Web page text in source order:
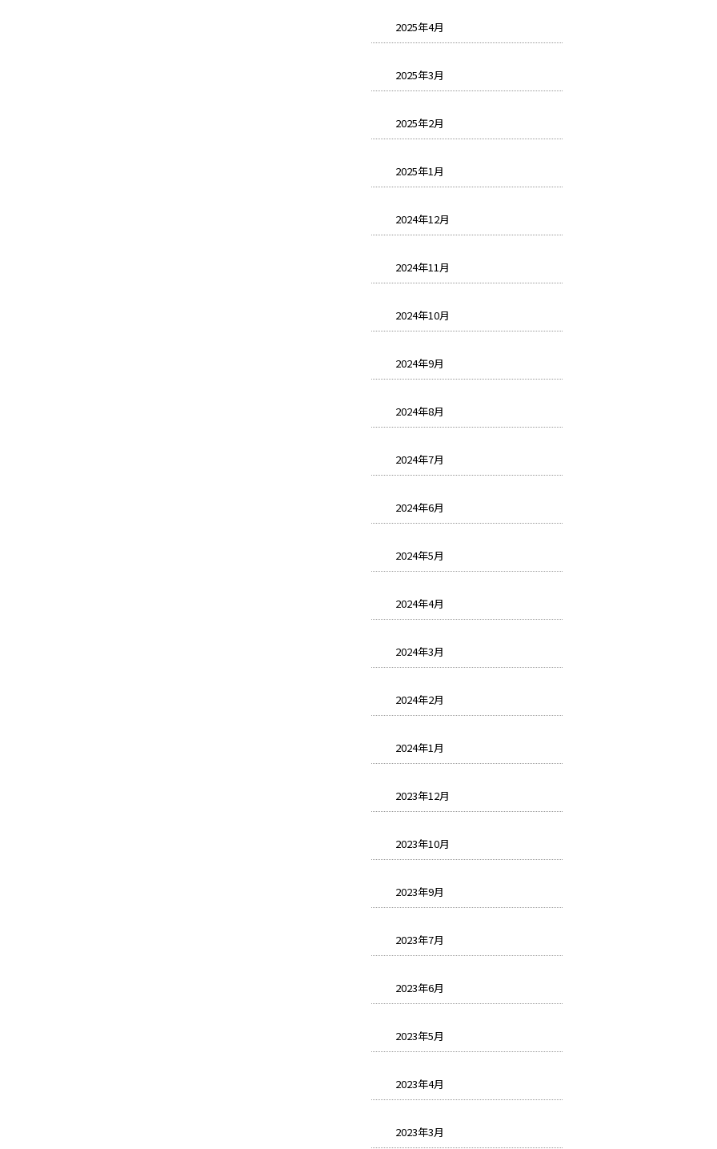
2025年4月
2025年3月
2025年2月
2025年1月
2024年12月
2024年11月
2024年10月
2024年9月
2024年8月
2024年7月
2024年6月
2024年5月
2024年4月
2024年3月
2024年2月
2024年1月
2023年12月
2023年10月
2023年9月
2023年7月
2023年6月
2023年5月
2023年4月
2023年3月